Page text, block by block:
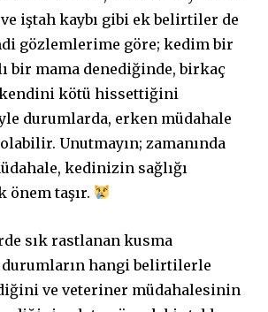
iştah kaybı gibi ek belirtiler de
gözlemlerime göre; kedim bir
bir mama denediğinde, birkaç
kötü hissettiğini
durumlarda, erken müdahale
Unutmayın; zamanında
kedinizin sağlığı
önem taşır.
sık rastlanan kusma
hangi belirtilerle
ve veteriner müdahalesinin